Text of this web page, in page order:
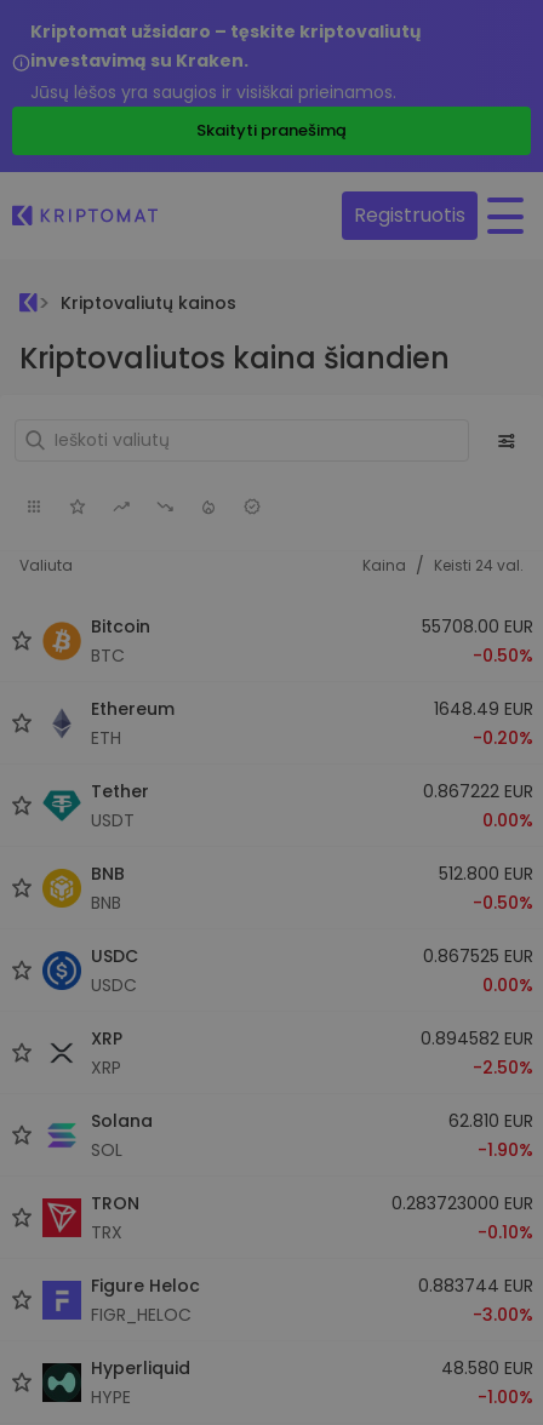
Kriptomat užsidaro – tęskite kriptovaliutų
investavimą su Kraken.
Jūsų lėšos yra saugios ir visiškai prieinamos.
Skaityti pranešimą
Registruotis
Kriptovaliutų kainos
Kriptovaliutos kaina šiandien
Valiuta Kaina / Keisti 24 val.
Bitcoin
BTC
55708.00 EUR
-0.50%
Ethereum
ETH
1648.49 EUR
-0.20%
Tether
USDT
0.867222 EUR
0.00%
BNB
BNB
512.800 EUR
-0.50%
USDC
USDC
0.867525 EUR
0.00%
XRP
XRP
0.894582 EUR
-2.50%
Solana
SOL
62.810 EUR
-1.90%
TRON
TRX
0.283723000 EUR
-0.10%
Figure Heloc
FIGR_HELOC
0.883744 EUR
-3.00%
Hyperliquid
HYPE
48.580 EUR
-1.00%